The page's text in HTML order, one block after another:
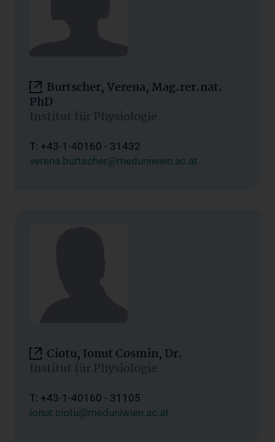
Burtscher, Verena, Mag.rer.nat.
PhD
Institut für Physiologie
T: +43-1-40160 - 31432
verena.burtscher@meduniwien.ac.at
Ciotu, Ionut Cosmin, Dr.
Institut für Physiologie
T: +43-1-40160 - 31105
ionut.ciotu@meduniwien.ac.at